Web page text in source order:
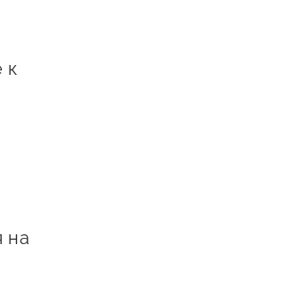
к
на